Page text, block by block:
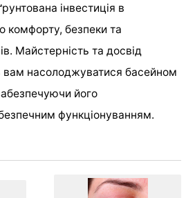
інвестиція в
комфорту, безпеки та
Майстерність та досвід
вам насолоджуватися басейном
його
функціонуванням.